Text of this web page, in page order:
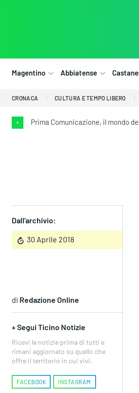
Magentino Abbiatense
CRONACA CULTURA E TEMPO LIBERO
• Prima Comunicazione, il mondo
Dall'archivio:
30 Aprile 2018
di Redazione Online
+ Segui Ticino Notizie
Ricevi le notizie prima di tutti e
rimani aggiornato su quello che
offre il territorio in cui vivi.
FACEBOOK INSTAGRAM